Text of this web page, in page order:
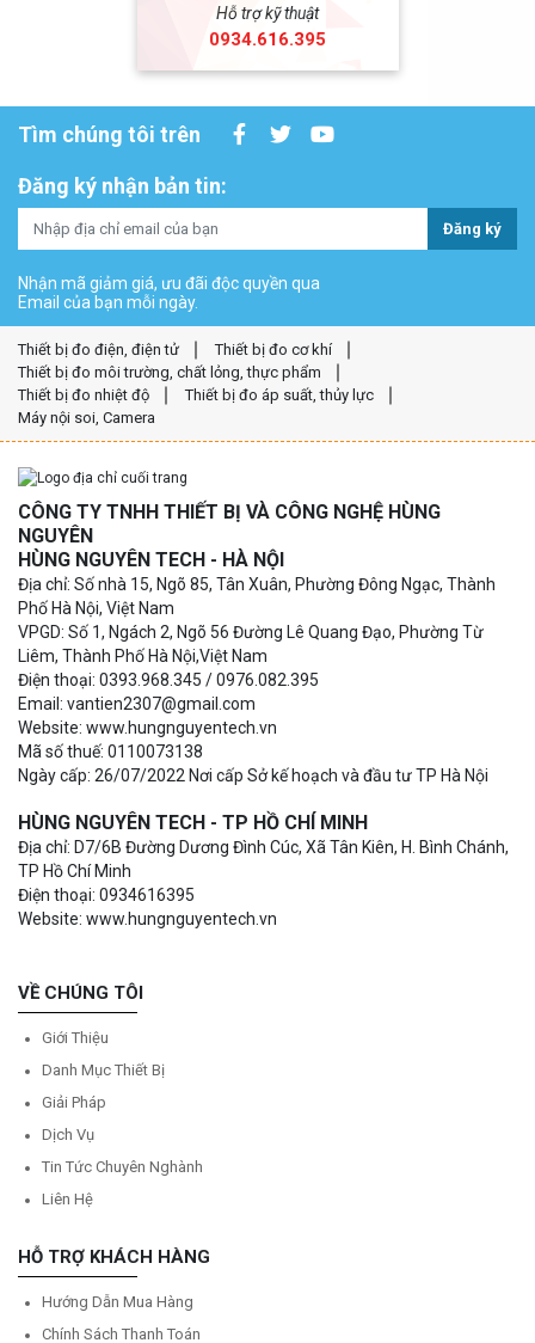
Hỗ trợ kỹ thuật
0934.616.395
Tìm chúng tôi trên
Đăng ký nhận bản tin:
Đăng ký
Nhận mã giảm giá, ưu đãi độc quyền qua
Email của bạn mỗi ngày.
Thiết bị đo điện, điện tử
Thiết bị đo cơ khí
Thiết bị đo môi trường, chất lỏng, thực phẩm
Thiết bị đo nhiệt độ
Thiết bị đo áp suất, thủy lực
Máy nội soi, Camera
CÔNG TY TNHH THIẾT BỊ VÀ CÔNG NGHỆ HÙNG
NGUYÊN
HÙNG NGUYÊN TECH - HÀ NỘI
Địa chỉ: Số nhà 15, Ngõ 85, Tân Xuân, Phường Đông Ngạc, Thành
Phố Hà Nội, Việt Nam
VPGD: Số 1, Ngách 2, Ngõ 56 Đường Lê Quang Đạo, Phường Từ
Liêm, Thành Phố Hà Nội,Việt Nam
Điện thoại: 0393.968.345 / 0976.082.395
Email: vantien2307@gmail.com
Website: www.hungnguyentech.vn
Mã số thuế: 0110073138
Ngày cấp: 26/07/2022 Nơi cấp Sở kế hoạch và đầu tư TP Hà Nội
HÙNG NGUYÊN TECH - TP HỒ CHÍ MINH
Địa chỉ: D7/6B Đường Dương Đình Cúc, Xã Tân Kiên, H. Bình Chánh,
TP Hồ Chí Minh
Điện thoại: 0934616395
Website: www.hungnguyentech.vn
VỀ CHÚNG TÔI
Giới Thiệu
Danh Mục Thiết Bị
Giải Pháp
Dịch Vụ
Tin Tức Chuyên Nghành
Liên Hệ
HỖ TRỢ KHÁCH HÀNG
Hướng Dẫn Mua Hàng
Chính Sách Thanh Toán